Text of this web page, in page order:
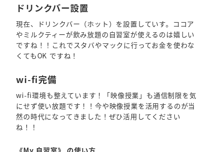
ドリンクバー設置
現在、ドリンクバー（ホット）を設置していす。ココア
やミルクティーが飲み放題の自習室が使えるのは嬉しい
ですね！！これでスタバやマックに行ってお金を使わな
くてもOK ですね！
wi-fi完備
wi-fi環境も整えています！「映像授業」も通信制限を気
にせず使い放題です！！今や映像授業を活用するのが当
然の時代になってきました！ぜひ活用してください
ね！！
《My 自習室》 の使い方